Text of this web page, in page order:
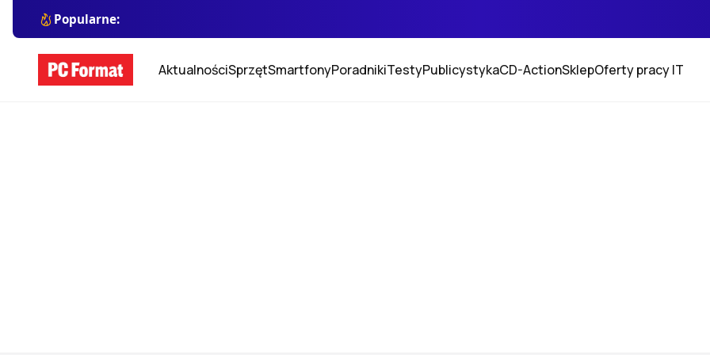
Popularne:
AktualnościSprzętSmartfonyPoradnikiTestyPublicystykaCD-ActionSklepOferty pracy IT